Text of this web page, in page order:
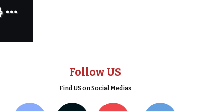
Follow US
Find US on Social Medias